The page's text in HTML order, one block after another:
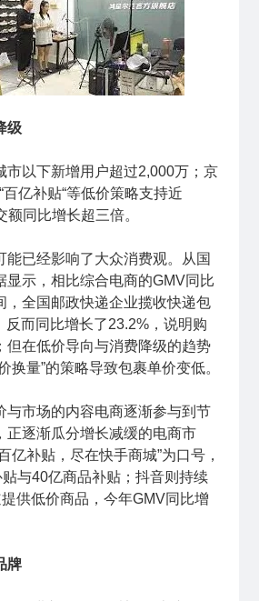
级
市以下新增用户超过2,000万；京
百亿补贴“等低价策略支持近
同比增长超三倍。
能已经影响了大众消费观。从国
显示，相比综合电商的GMV同比
，全国邮政快递企业揽收快递包
反而同比增长了23.2%，说明购
但在低价导向与消费降级的趋势
换量”的策略导致包裹单价变低。
与市场的内容电商逐渐参与到节
正逐渐瓜分增长减缓的电商市
亿补贴，尽在快手商城”为口号，
与40亿商品补贴；抖音则持续
提供低价商品，今年GMV同比增
牌